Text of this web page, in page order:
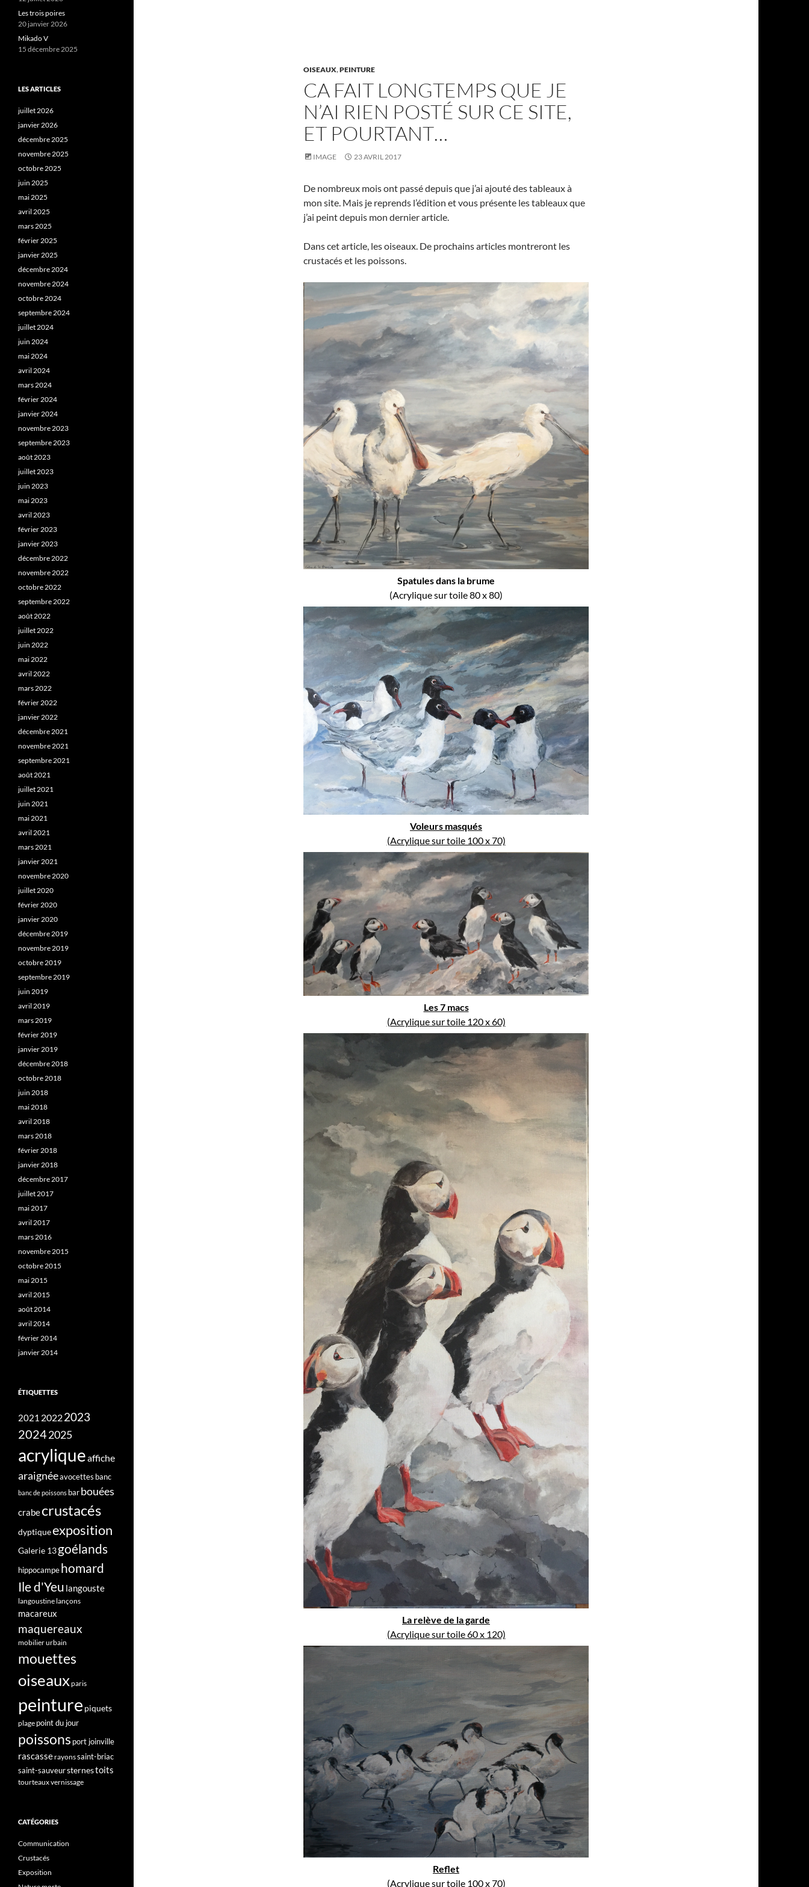
OISEAUX,PEINTURE
CA FAIT LONGTEMPS QUE JE
N’AI RIEN POSTÉ SUR CE SITE,
ET POURTANT…
IMAGE 23 AVRIL 2017
De nombreux mois ont passé depuis que j’ai ajouté des tableaux à
mon site. Mais je reprends l’édition et vous présente les tableaux que
j’ai peint depuis mon dernier article.
Dans cet article, les oiseaux. De prochains articles montreront les
crustacés et les poissons.
Spatules dans la brume
(Acrylique sur toile 80 x 80)
Voleurs masqués
(Acrylique sur toile 100 x 70)
Les 7 macs
(Acrylique sur toile 120 x 60)
La relève de la garde
(Acrylique sur toile 60 x 120)
Reflet
(Acrylique sur toile 100 x 70)
Les trois poires
20 janvier 2026
Mikado V
15 décembre 2025
LES ARTICLES
juillet 2026
janvier 2026
décembre 2025
novembre 2025
octobre 2025
juin 2025
mai 2025
avril 2025
mars 2025
février 2025
janvier 2025
décembre 2024
novembre 2024
octobre 2024
septembre 2024
juillet 2024
juin 2024
mai 2024
avril 2024
mars 2024
février 2024
janvier 2024
novembre 2023
septembre 2023
août 2023
juillet 2023
juin 2023
mai 2023
avril 2023
février 2023
janvier 2023
décembre 2022
novembre 2022
octobre 2022
septembre 2022
août 2022
juillet 2022
juin 2022
mai 2022
avril 2022
mars 2022
février 2022
janvier 2022
décembre 2021
novembre 2021
septembre 2021
août 2021
juillet 2021
juin 2021
mai 2021
avril 2021
mars 2021
janvier 2021
novembre 2020
juillet 2020
février 2020
janvier 2020
décembre 2019
novembre 2019
octobre 2019
septembre 2019
juin 2019
avril 2019
mars 2019
février 2019
janvier 2019
décembre 2018
octobre 2018
juin 2018
mai 2018
avril 2018
mars 2018
février 2018
janvier 2018
décembre 2017
juillet 2017
mai 2017
avril 2017
mars 2016
novembre 2015
octobre 2015
mai 2015
avril 2015
août 2014
avril 2014
février 2014
janvier 2014
ÉTIQUETTES
2021 20222023
20242025
acryliqueaffiche
araignéeavocettes banc
banc de poissons barbouées
crabecrustacés
dyptiqueexposition
Galerie 13goélands
hippocampehomard
Ile d'Yeu langouste
langoustine lançons
macareux
maquereaux
mobilier urbain
mouettes
oiseauxparis
peinture piquets
plage point du jour
poissons port joinville
rascasserayonssaint-briac
saint-sauveursternestoits
tourteauxvernissage
CATÉGORIES
Communication
Crustacés
Exposition